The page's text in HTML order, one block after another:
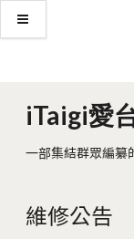
iTaigi愛
一部集結群眾編纂
維修公告